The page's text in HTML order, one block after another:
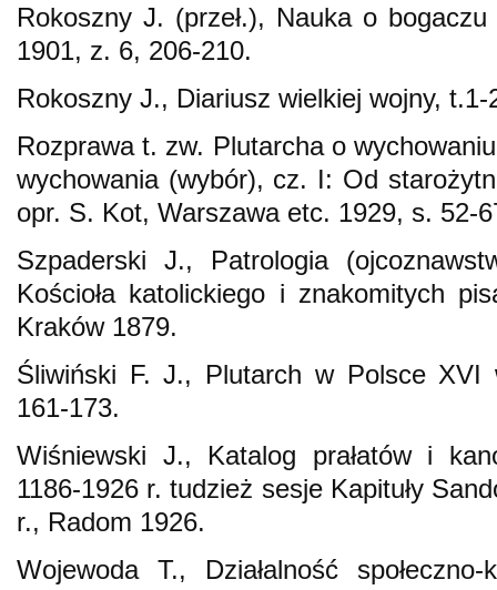
Rokoszny J. (przeł.), Nauka o
1901, z. 6, 206-210.
Rokoszny J., Diariusz wielkiej wojny,
Rozprawa t. zw. Plutarcha o
wychowania (wybór), cz. I: Od
opr. S. Kot, Warszawa etc. 1929, s. 52-
Szpaderski J., Patrologia
Kościoła katolickiego i znakomitych
Kraków 1879.
Śliwiński F. J., Plutarch w Polsce XVI
161-173.
Wiśniewski J., Katalog prałatów i
1186-1926 r. tudzież sesje Kapituły
r., Radom 1926.
Wojewoda T., Działalność